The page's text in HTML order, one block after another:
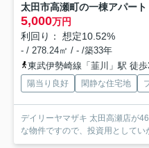
太田市高瀬町の一棟アパート
5,000万円
利回り： 想定10.52%
- / 278.24㎡ / - /築33年
東武伊勢崎線「韮川」駅 徒
陽当り良好 閑静な住宅地
デイリーヤマザキ 太田高瀬店が
な物件ですので、投資用として